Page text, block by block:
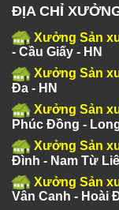
ĐỊA CHỈ
Xưởng Sản
- Cầu Giấy - HN
Xưởng Sản
Đa - HN
Xưởng Sản
Phúc Đồng -
Xưởng Sản
Đình - Nam Từ
Xưởng Sản
Vân Canh - Hoài